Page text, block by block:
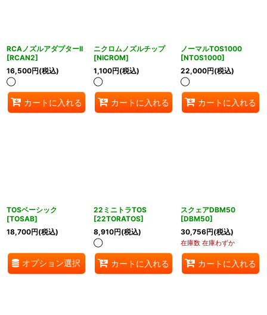
RCAノズルアダプターII
[RCAN2]
16,500円(税込)
◯
カートに入れる
ニクロムノズルチップ
[NICROM]
1,100円(税込)
◯
カートに入れる
ノーマルTOS1000
[NTOS1000]
22,000円(税込)
◯
カートに入れる
TOSベーシック
[TOSAB]
18,700円(税込)
オプション選択
22ミニトラTOS
[22TORATOS]
8,910円(税込)
◯
カートに入れる
スクェアDBM50
[DBM50]
30,756円(税込)
在庫数 在庫わずか
カートに入れる